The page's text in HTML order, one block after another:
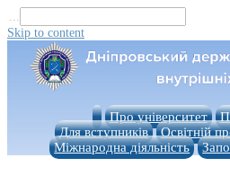
...
Skip to content
Про університет
Для вступників
Освітній
Міжнародна діяльність